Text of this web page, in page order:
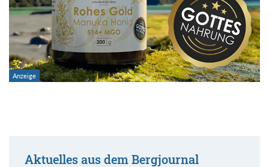
Aktuelles aus dem Bergjournal